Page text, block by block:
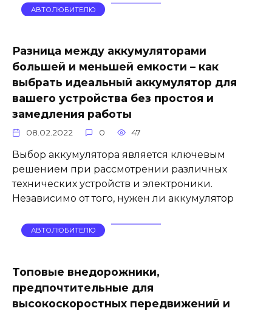
АВТОЛЮБИТЕЛЮ
Разница между аккумуляторами
большей и меньшей емкости – как
выбрать идеальный аккумулятор для
вашего устройства без простоя и
замедления работы
08.02.2022 0 47
Выбор аккумулятора является ключевым
решением при рассмотрении различных
технических устройств и электроники.
Независимо от того, нужен ли аккумулятор
АВТОЛЮБИТЕЛЮ
Топовые внедорожники,
предпочтительные для
высокоскоростных передвижений и